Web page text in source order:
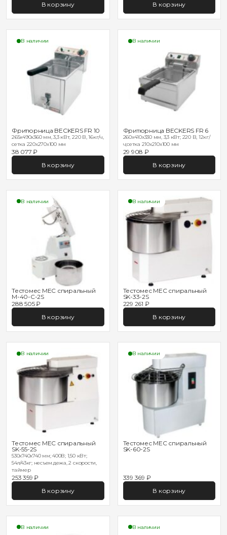
В корзину
В корзину
В наличии
Фритюрница BECKERS FR 10
265x490x360 мм, 3,3 кВт, 220 В, 16кг/ч,
сетка 220х270х100 мм
38 077 ₽
В корзину
В наличии
Фритюрница BECKERS FR 6
260x410x330 мм, 3,3 кВт; 220 В, 12кг/
ч;сетка 210х210х100 мм
29 908 ₽
В корзину
В наличии
Тестомес MEC спиральный
M-40-C-2S
288 505 ₽
В корзину
В наличии
Тестомес MEC спиральный
SK-33-2S
229 261 ₽
В корзину
В наличии
Тестомес MEC спиральный
SK-55-2S
530х740х740 мм; 400В; 1,50 кВт;
54л/43кг; несъем.дежа, 2 скорости,
таймер
253 359 ₽
В корзину
В наличии
Тестомес MEC спиральный
SK-60-2S
339 369 ₽
В корзину
В наличии В наличии